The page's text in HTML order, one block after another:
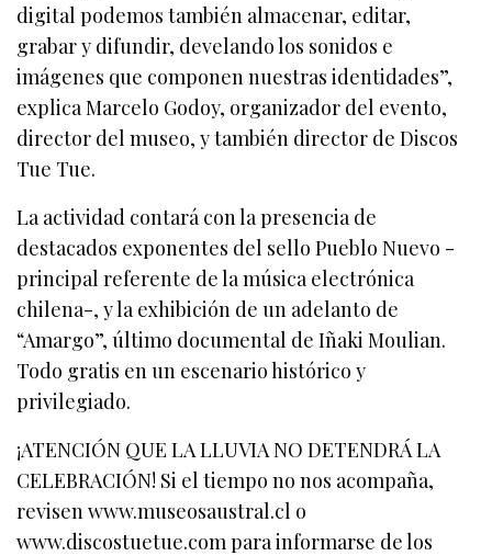
digital podemos también almacenar, editar,
grabar y difundir, develando los sonidos e
imágenes que componen nuestras identidades”,
explica Marcelo Godoy, organizador del evento,
director del museo, y también director de Discos
Tue Tue.
La actividad contará con la presencia de
destacados exponentes del sello Pueblo Nuevo -
principal referente de la música electrónica
chilena-, y la exhibición de un adelanto de
“Amargo”, último documental de Iñaki Moulian.
Todo gratis en un escenario histórico y
privilegiado.
¡ATENCIÓN QUE LA LLUVIA NO DETENDRÁ LA
CELEBRACIÓN! Si el tiempo no nos acompaña,
revisen www.museosaustral.cl o
www.discostuetue.com para informarse de los